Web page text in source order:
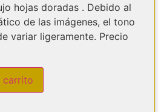
hojas doradas . Debido al
de las imágenes, el tono
variar ligeramente. Precio
carrito